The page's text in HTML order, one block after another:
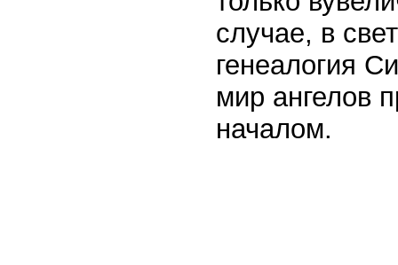
случае, в
генеалогия
мир ангелов
началом.